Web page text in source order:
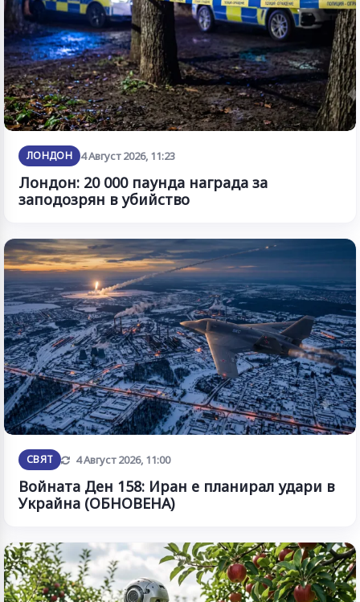
ЛОНДОН 4 Август 2026, 11:23
Лондон: 20 000 паунда награда за
заподозрян в убийство
СВЯТ Обновена
4 Август 2026, 11:00
Войната Ден 158: Иран е планирал удари в
Украйна (ОБНОВЕНА)